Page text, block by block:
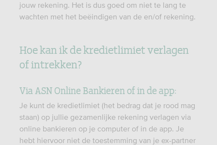
jouw rekening. Het is dus goed om niet te lang te
wachten met het beëindigen van de en/of rekening.
Hoe kan ik de kredietlimiet verlagen
of intrekken?
Via ASN Online Bankieren of in de app:
Je kunt de kredietlimiet (het bedrag dat je rood mag
staan) op jullie gezamenlijke rekening verlagen via
online bankieren op je computer of in de app. Je
hebt hiervoor niet de toestemming van je ex-partner